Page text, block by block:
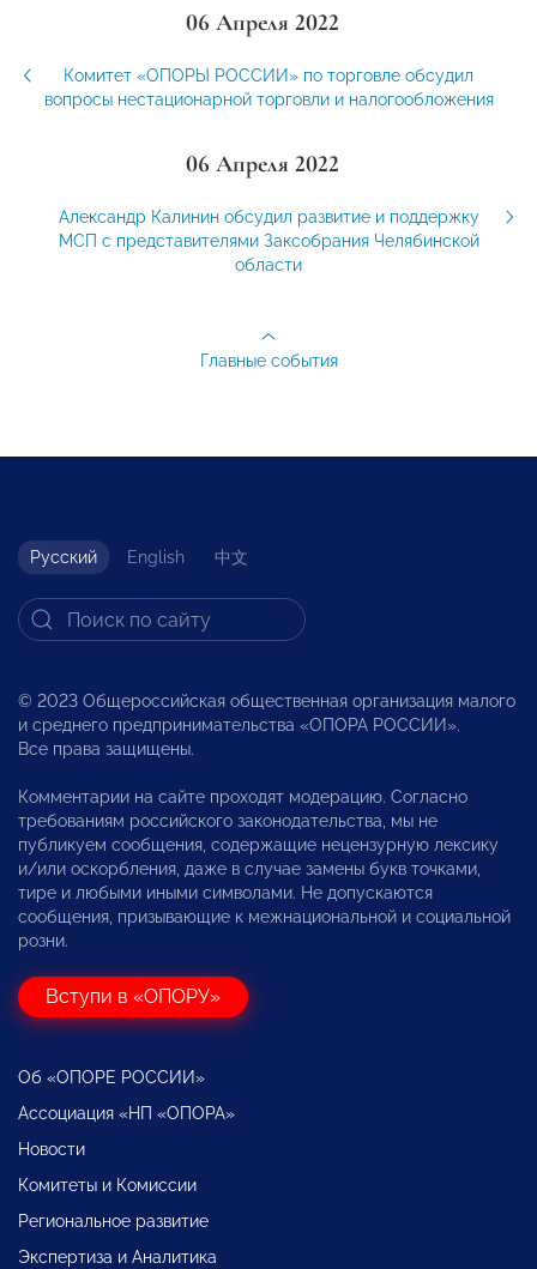
06 Апреля 2022
Комитет «ОПОРЫ РОССИИ» по торговле обсудил
вопросы нестационарной торговли и налогообложения
06 Апреля 2022
Александр Калинин обсудил развитие и поддержку
МСП с представителями Заксобрания Челябинской
области
Главные события
Русский English 中文
© 2023 Общероссийская общественная организация малого
и среднего предпринимательства «ОПОРА РОССИИ».
Все права защищены.
Комментарии на сайте проходят модерацию. Согласно
требованиям российского законодательства, мы не
публикуем сообщения, содержащие нецензурную лексику
и/или оскорбления, даже в случае замены букв точками,
тире и любыми иными символами. Не допускаются
сообщения, призывающие к межнациональной и социальной
розни.
Вступи в «ОПОРУ»
Об «ОПОРЕ РОССИИ»
Ассоциация «НП «ОПОРА»
Новости
Комитеты и Комиссии
Региональное развитие
Экспертиза и Аналитика